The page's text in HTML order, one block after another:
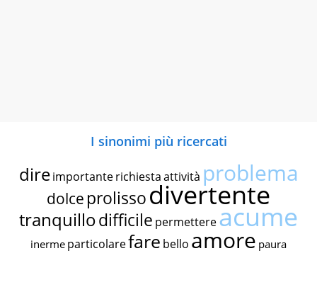
I sinonimi più ricercati
dire importante richiestaattività problema
dolce prolissodivertente
tranquillodifficile permettereacume
inerme particolarefare bello amore paura